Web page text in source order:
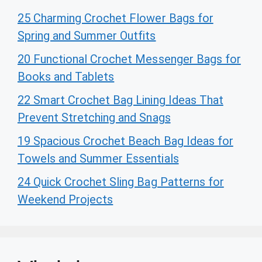
25 Charming Crochet Flower Bags for
Spring and Summer Outfits
20 Functional Crochet Messenger Bags for
Books and Tablets
22 Smart Crochet Bag Lining Ideas That
Prevent Stretching and Snags
19 Spacious Crochet Beach Bag Ideas for
Towels and Summer Essentials
24 Quick Crochet Sling Bag Patterns for
Weekend Projects